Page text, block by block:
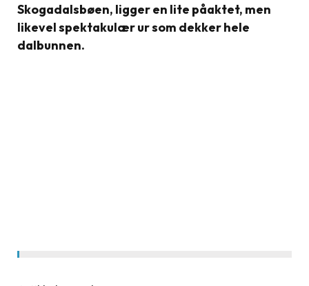
Skogadalsbøen, ligger en lite påaktet, men
likevel spektakulær ur som dekker hele
dalbunnen.